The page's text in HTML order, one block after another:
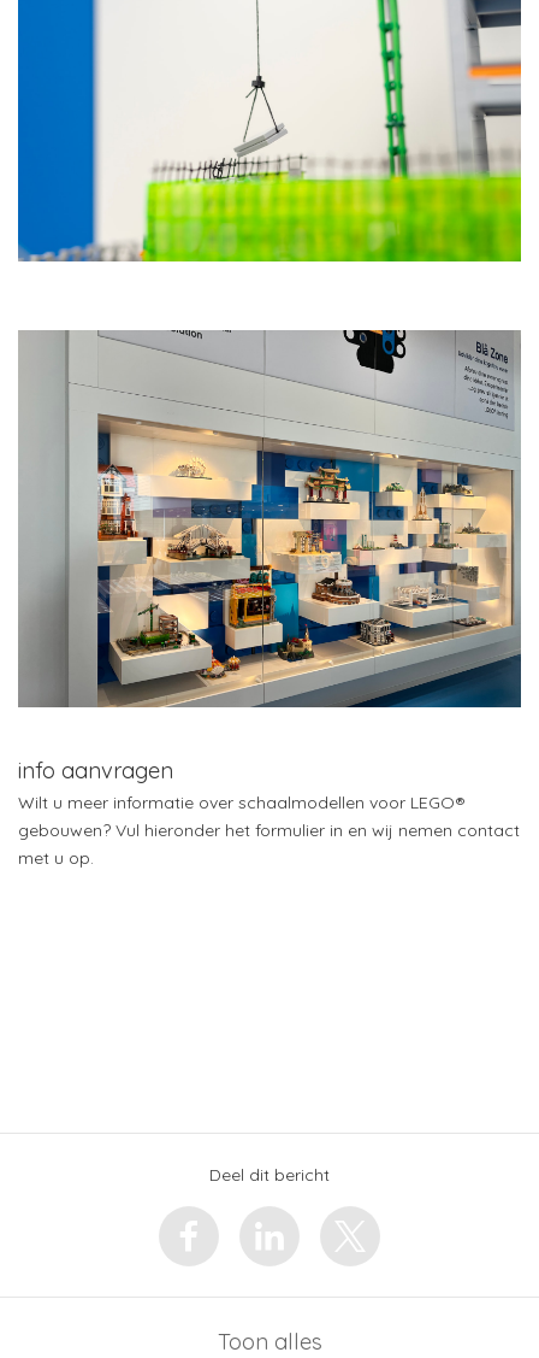
info aanvragen
Wilt u meer informatie over schaalmodellen voor LEGO®
gebouwen? Vul hieronder het formulier in en wij nemen contact
met u op.
Deel dit bericht
Toon alles